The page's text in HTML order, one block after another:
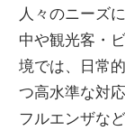
人々のニーズ
中や観光客・
境では、日常
つ高水準な対
フルエンザな